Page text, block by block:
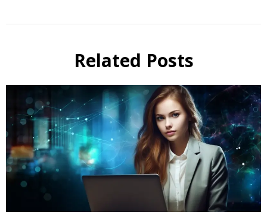
Related Posts